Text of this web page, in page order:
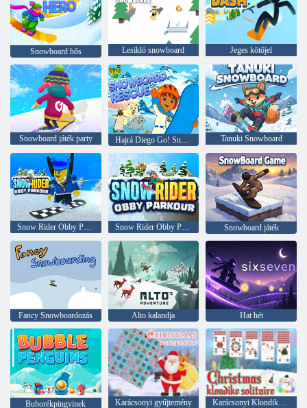
Snowboard hős Lesikló snowboard Jeges kötőjel
Snowboard játék party Hajrá Diego Go! Snowboard Rescue Tanuki Snowboard
Snow Rider Obby Parkour Snow Rider Obby Parkour Snowboard játék
Fancy Snowboardozás Alto kalandja Hat hét
Buborékpingvinek Karácsonyi gyűjtemény Karácsonyi Klondike pasziánsz